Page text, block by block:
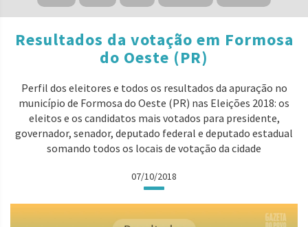
Resultados da votação em Formosa
do Oeste (PR)
Perfil dos eleitores e todos os resultados da apuração no
município de Formosa do Oeste (PR) nas Eleições 2018: os
eleitos e os candidatos mais votados para presidente,
governador, senador, deputado federal e deputado estadual
somando todos os locais de votação da cidade
07/10/2018